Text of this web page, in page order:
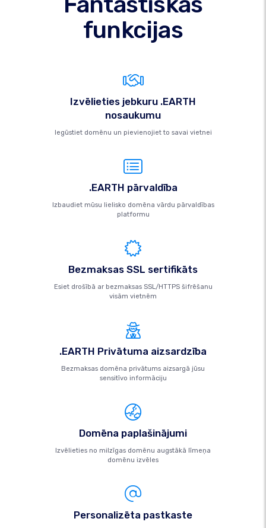
funkcijas
Izvēlieties jebkuru .EARTH
nosaukumu
Iegūstiet domēnu un pievienojiet to savai vietnei
.EARTH pārvaldība
Izbaudiet mūsu lielisko domēna vārdu pārvaldības
platformu
Bezmaksas SSL sertifikāts
Esiet drošībā ar bezmaksas SSL/HTTPS šifrēšanu
visām vietnēm
.EARTH Privātuma aizsardzība
Bezmaksas domēna privātums aizsargā jūsu
sensitīvo informāciju
Domēna paplašinājumi
Izvēlieties no milzīgas domēnu augstākā līmeņa
domēnu izvēles
Personalizēta pastkaste